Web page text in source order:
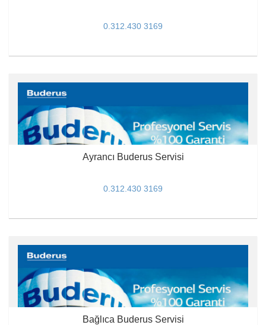
0.312.430 3169
Ayrancı Buderus Servisi
0.312.430 3169
Bağlıca Buderus Servisi